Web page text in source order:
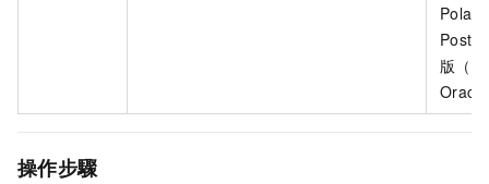
版（
操作步驟